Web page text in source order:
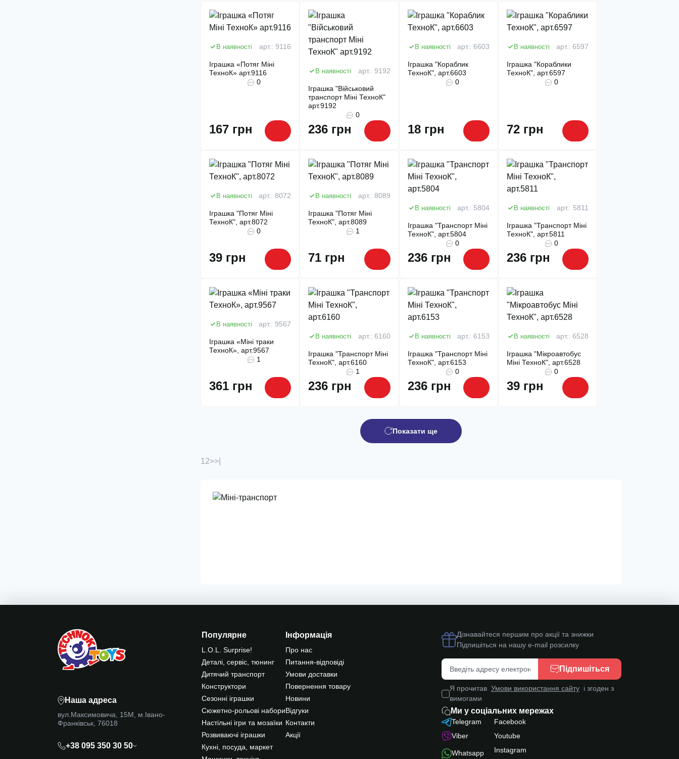
В наявності арт.: 9116
Іграшка «Потяг Міні
ТехноК» арт.9116
0
167 грн
В наявності арт.: 9192
Іграшка "Військовий
транспорт Міні ТехноК"
арт.9192
0
236 грн
В наявності арт.: 6603
Іграшка "Кораблик
ТехноК", арт.6603
0
18 грн
В наявності арт.: 6597
Іграшка "Кораблики
ТехноК", арт.6597
0
72 грн
В наявності арт.: 8072
Іграшка "Потяг Міні
ТехноК", арт.8072
0
39 грн
В наявності арт.: 8089
Іграшка "Потяг Міні
ТехноК", арт.8089
1
71 грн
В наявності арт.: 5804
Іграшка "Транспорт Міні
ТехноК", арт.5804
0
236 грн
В наявності арт.: 5811
Іграшка "Транспорт Міні
ТехноК", арт.5811
0
236 грн
В наявності арт.: 9567
Іграшка «Міні траки
ТехноК», арт.9567
1
361 грн
В наявності арт.: 6160
Іграшка "Транспорт Міні
ТехноК", арт.6160
1
236 грн
В наявності арт.: 6153
Іграшка "Транспорт Міні
ТехноК", арт.6153
0
236 грн
В наявності арт.: 6528
Іграшка "Мікроавтобус
Міні ТехноК", арт.6528
0
39 грн
Показати ще
1 2>>|
Наша адреса
вул.Максимовича, 15М, м.Івано-
Франківськ, 76018
+38 095 350 30 50
Популярне
L.O.L. Surprise!
Деталі, сервіс, тюнинг
Дитячий транспорт
Конструктори
Сезонні іграшки
Сюжетно-рольові набори
Настільні ігри та мозаїки
Розвиваючі іграшки
Кухні, посуда, маркет
Інформація
Про нас
Питання-відповіді
Умови доставки
Повернення товару
Новини
Відгуки
Контакти
Акції
Ми у соціальних мережах
Telegram
Viber
Whatsapp
Facebook
Youtube
Instagram
Дізнавайтеся першим про акції та знижки
Підпишіться на нашу e-mail розсилку
Підпишіться
Я прочитав Умови використання сайту і згоден з
вимогами